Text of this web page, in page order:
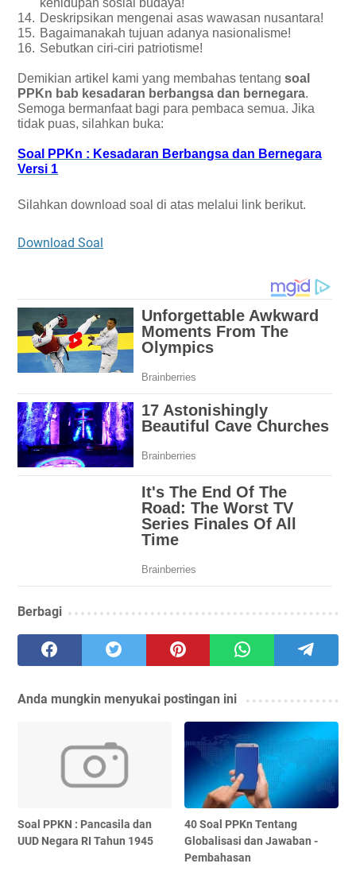
14. Deskripsikan mengenai asas wawasan nusantara!
15. Bagaimanakah tujuan adanya nasionalisme!
16. Sebutkan ciri-ciri patriotisme!
Demikian artikel kami yang membahas tentang soal
PPKn bab kesadaran berbangsa dan bernegara.
Semoga bermanfaat bagi para pembaca semua. Jika
tidak puas, silahkan buka:
Soal PPKn : Kesadaran Berbangsa dan Bernegara
Versi 1
Silahkan download soal di atas melalui link berikut.
Download Soal
Berbagi
Anda mungkin menyukai postingan ini
Soal PPKN : Pancasila dan
UUD Negara RI Tahun 1945
40 Soal PPKn Tentang
Globalisasi dan Jawaban -
Pembahasan